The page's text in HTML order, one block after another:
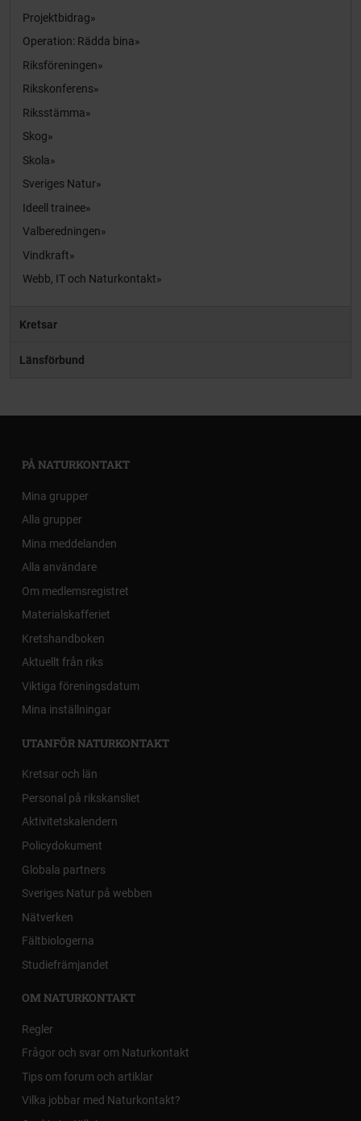
Projektbidrag
Operation: Rädda bina
Riksföreningen
Rikskonferens
Riksstämma
Skog
Skola
Sveriges Natur
Ideell trainee
Valberedningen
Vindkraft
Webb, IT och Naturkontakt
Kretsar
Länsförbund
PÅ NATURKONTAKT
Mina grupper
Alla grupper
Mina meddelanden
Alla användare
Om medlemsregistret
Materialskafferiet
Kretshandboken
Aktuellt från riks
Viktiga föreningsdatum
Mina inställningar
UTANFÖR NATURKONTAKT
Kretsar och län
Personal på rikskansliet
Aktivitetskalendern
Policydokument
Globala partners
Sveriges Natur på webben
Nätverken
Fältbiologerna
Studiefrämjandet
OM NATURKONTAKT
Regler
Frågor och svar om Naturkontakt
Tips om forum och artiklar
Vilka jobbar med Naturkontakt?